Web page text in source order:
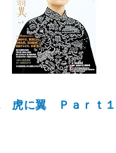
虎に翼 Ｐａｒｔ１